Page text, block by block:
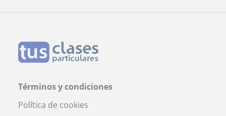
Términos y condiciones
Política de cookies